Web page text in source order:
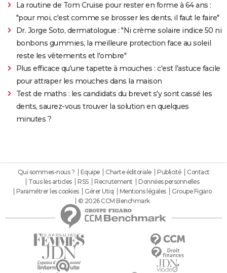
La routine de Tom Cruise pour rester en forme à 64 ans :
"pour moi, c'est comme se brosser les dents, il faut le faire"
Dr. Jorge Soto, dermatologue : "Ni crème solaire indice 50 ni
bonbons gummies, la meilleure protection face au soleil
reste les vêtements et l'ombre"
Plus efficace qu'une tapette à mouches : c'est l'astuce facile
pour attraper les mouches dans la maison
Test de maths : les candidats du brevet s'y sont cassé les
dents, saurez-vous trouver la solution en quelques
minutes ?
Qui sommes-nous ? Equipe Charte éditoriale Publicité
Contact
Tous les articles
RSS Recrutement
Données personnelles
Paramétrer les cookies
Gérer Utiq Mentions légales
Groupe Figaro
© 2026 CCM Benchmark